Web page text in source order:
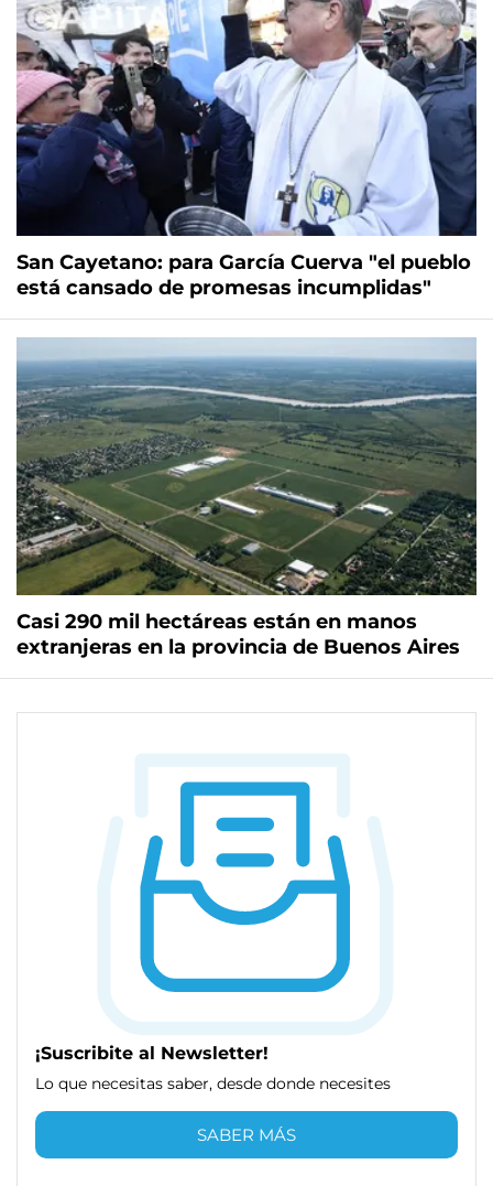
San Cayetano: para García Cuerva "el pueblo
está cansado de promesas incumplidas"
Casi 290 mil hectáreas están en manos
extranjeras en la provincia de Buenos Aires
¡Suscribite al Newsletter!
Lo que necesitas saber, desde donde necesites
SABER MÁS